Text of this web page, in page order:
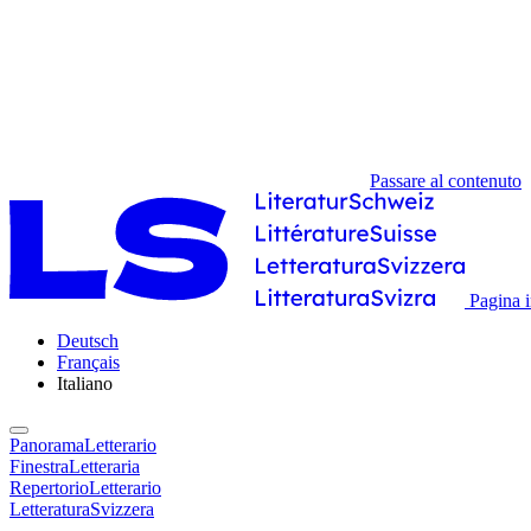
Passare al contenuto
Pagina
Deutsch
Français
Italiano
PanoramaLetterario
FinestraLetteraria
RepertorioLetterario
LetteraturaSvizzera